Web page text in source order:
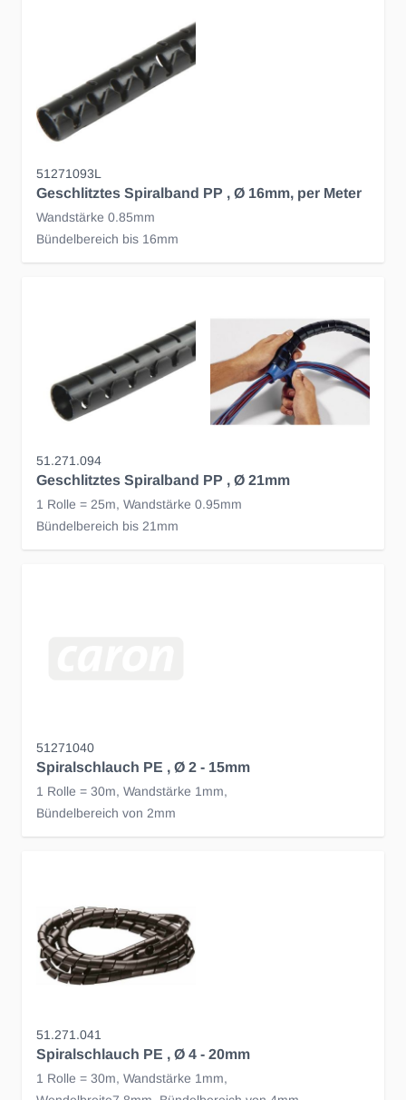
51271093L
Geschlitztes Spiralband PP , Ø 16mm, per Meter
Wandstärke 0.85mm
Bündelbereich bis 16mm
51.271.094
Geschlitztes Spiralband PP , Ø 21mm
1 Rolle = 25m, Wandstärke 0.95mm
Bündelbereich bis 21mm
51271040
Spiralschlauch PE , Ø 2 - 15mm
1 Rolle = 30m, Wandstärke 1mm,
Bündelbereich von 2mm
51.271.041
Spiralschlauch PE , Ø 4 - 20mm
1 Rolle = 30m, Wandstärke 1mm,